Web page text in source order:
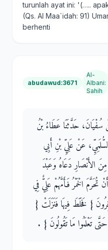
turunlah ayat ini: '(…..
(Qs. Al Maa`idah: 91)
berhenti
abudawud:3671
Al-
Albani:
Sahih
حَدَّثَنَا عَطَاءُ بْنُ
عَنْ عَلِيِّ بْنِ أَبِي
الأَنْصَارِ دَعَاهُ وَعَبْدَ
الْخَمْرُ فَأَمَّهُمْ عَلِيٌّ فِي
‏}‏ فَخَلَطَ فِيهَا فَنَزَلَتْ ‏{‏
تَعْلَمُوا مَا تَقُولُونَ ‏}‏ ‏.‏